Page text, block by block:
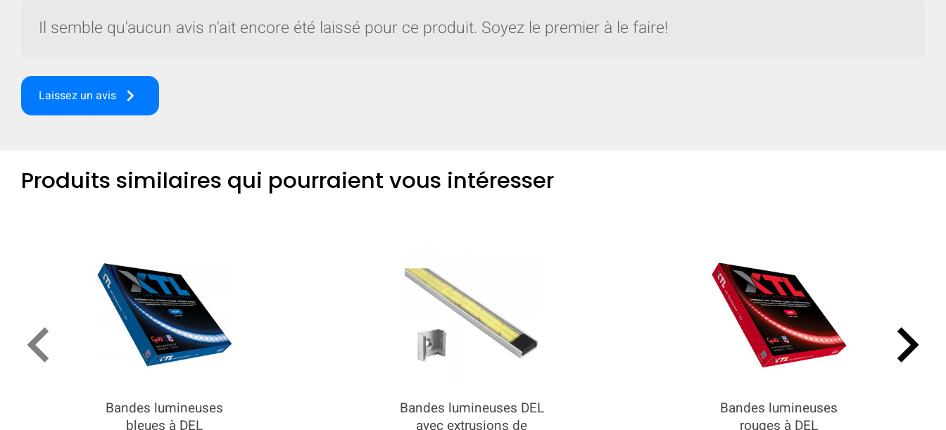
COMPARER
Il semble qu'aucun avis n'ait encore été laissé pour ce produit. Soyez le premier à le faire!
Laissez un avis keyboard_arrow_right
Produits similaires qui pourraient vous intéresser
Bandes lumineuses
bleues à DEL
Bandes lumineuses DEL
avec extrusions de
Bandes lumineuses
rouges à DEL
keyboard_arrow_left keyboard_arrow_right